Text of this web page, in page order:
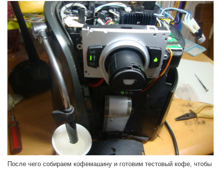
После чего собираем кофемашину и готовим тестовый кофе, чтобы